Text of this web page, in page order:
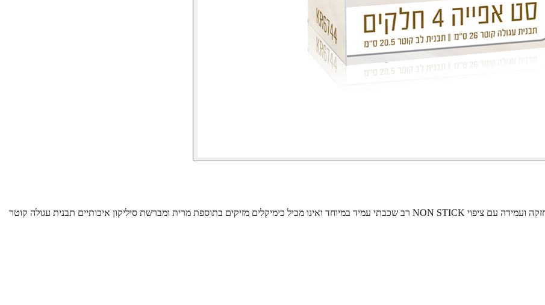
סט אפיה הכולל זוג תבניות אפיה מעוצבות חזקות במיוחד עשויות מפלדה חזקה ועמידה עם ציפוי NON STICK רב שכבתי עמיד במיוחד ואינו מכיל כימיקלים מזיקים בתוספת מרית ומברשת סיליקון איכותיים תבנית עגולה קוטר